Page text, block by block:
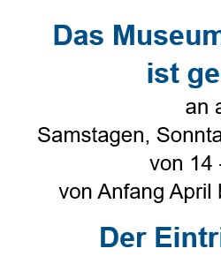
Select
Tags: